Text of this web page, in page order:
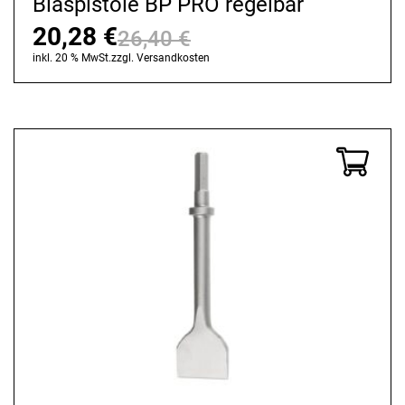
26,40€
Ursprünglicher
war:
26,40 €
20,28 €
Aktueller
ist:
20,28 €.
inkl. 20 % MwSt.zzgl. Versandkosten